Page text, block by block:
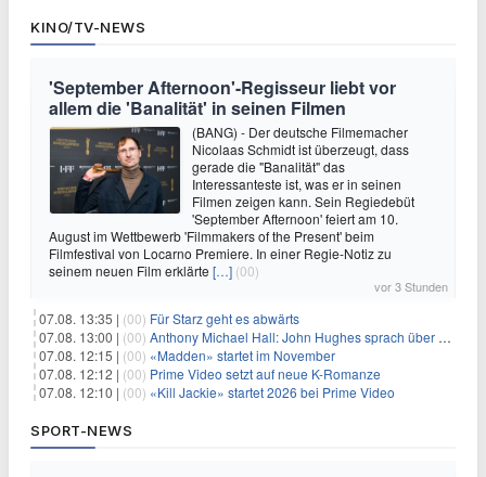
KINO/TV-NEWS
'September Afternoon'-Regisseur liebt vor
allem die 'Banalität' in seinen Filmen
(BANG) - Der deutsche Filmemacher
Nicolaas Schmidt ist überzeugt, dass
gerade die "Banalität" das
Interessanteste ist, was er in seinen
Filmen zeigen kann. Sein Regiedebüt
'September Afternoon' feiert am 10.
August im Wettbewerb 'Filmmakers of the Present' beim
Filmfestival von Locarno Premiere. In einer Regie-Notiz zu
seinem neuen Film erklärte […] (00)
vor 3 Stunden
07.08. 13:35 | (00) Für Starz geht es abwärts
07.08. 13:00 | (00) Anthony Michael Hall: John Hughes sprach über eine Fortsetzung von 'The Breakfast Club'
07.08. 12:15 | (00) «Madden» startet im November
07.08. 12:12 | (00) Prime Video setzt auf neue K-Romanze
07.08. 12:10 | (00) «Kill Jackie» startet 2026 bei Prime Video
SPORT-NEWS